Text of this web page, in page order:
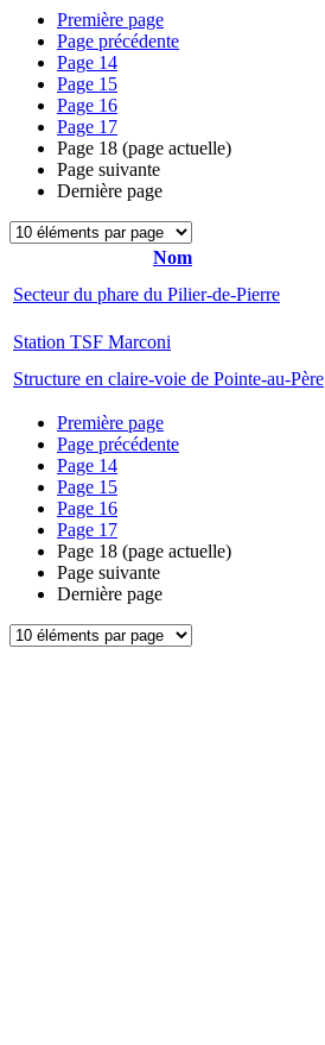
Première page
Page précédente
Page 14
Page 15
Page 16
Page 17
Page 18 (page actuelle)
Page suivante
Dernière page
Nom
Secteur du phare du Pilier-de-Pierre
Station TSF Marconi
Structure en claire-voie de Pointe-au-Père
Première page
Page précédente
Page 14
Page 15
Page 16
Page 17
Page 18 (page actuelle)
Page suivante
Dernière page